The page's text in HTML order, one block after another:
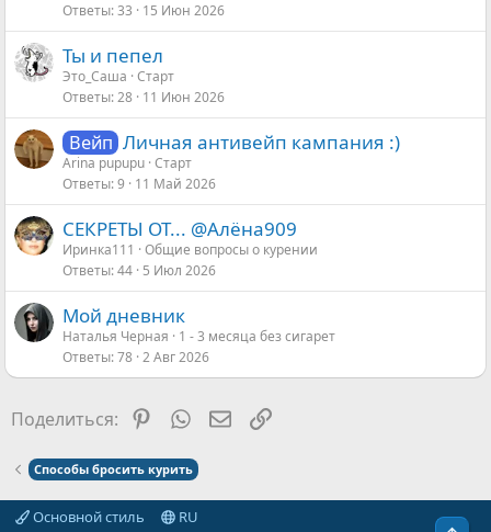
Ответы 33 15 Июн 2026
Ты и пепел
Это_Саша Старт
Ответы 28 11 Июн 2026
Вейп Личная антивейп кампания :)
Arina pupupu Старт
Ответы 9 11 Май 2026
СЕКРЕТЫ ОТ... @Алёна909
Иринка111
Общие вопросы о курении
Ответы 44 5 Июл 2026
Мой дневник
Наталья Черная
1 - 3 месяца без сигарет
Ответы 78 2 Авг 2026
Поделиться: Pinterest
WhatsAppЭлектронная почта
Ссылка
Способы бросить курить
Основной стиль RU